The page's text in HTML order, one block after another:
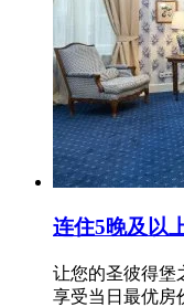
连住5晚及以
让您的圣彼得堡
享受当日最优房